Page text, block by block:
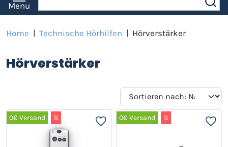
Menu
Home | Technische Hörhilfen | Hörverstärker
Hörverstärker
0€ Versand % 0€ Versand %